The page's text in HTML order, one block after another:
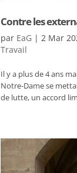
Contre les
par EaG | 2 Mar
Travail
Il y a plus de 4 ans
Notre-Dame se
de lutte, un accord